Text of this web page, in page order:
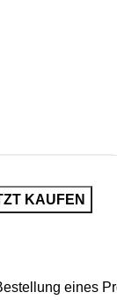
KAUFEN
eines